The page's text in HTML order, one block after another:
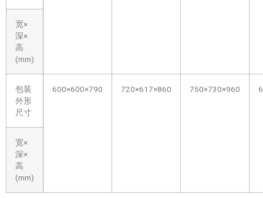
宽×
深×
高
(mm)
包装
外形
尺寸
600×600×790 720×617×860 750×730×960
宽×
深×
高
(mm)